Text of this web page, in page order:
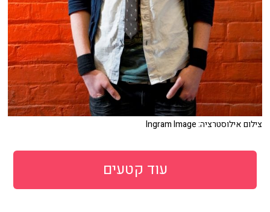
צילום אילוסטרציה: Ingram Image
עוד קטעים